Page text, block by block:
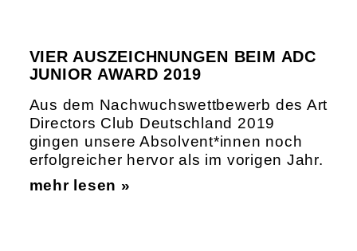
VIER AUSZEICHNUNGEN BEIM ADC
JUNIOR AWARD 2019
Aus dem Nachwuchswettbewerb des Art
Directors Club Deutschland 2019
gingen unsere Absolvent*innen noch
erfolgreicher hervor als im vorigen Jahr.
mehr lesen »